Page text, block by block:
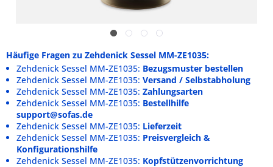
Häufige Fragen zu Zehdenick Sessel MM-ZE1035:
Zehdenick Sessel MM-ZE1035: Bezugsmuster bestellen
Zehdenick Sessel MM-ZE1035: Versand / Selbstabholung
Zehdenick Sessel MM-ZE1035: Zahlungsarten
Zehdenick Sessel MM-ZE1035: Bestellhilfe
support@sofas.de
Zehdenick Sessel MM-ZE1035: Lieferzeit
Zehdenick Sessel MM-ZE1035: Preisvergleich &
Konfigurationshilfe
Zehdenick Sessel MM-ZE1035: Kopfstützenvorrichtung